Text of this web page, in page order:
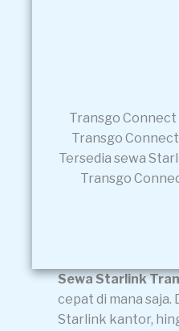
Transgo
Transgo
Tersedia sewa
Transgo
Sewa Starlink
cepat di mana
Starlink kantor,